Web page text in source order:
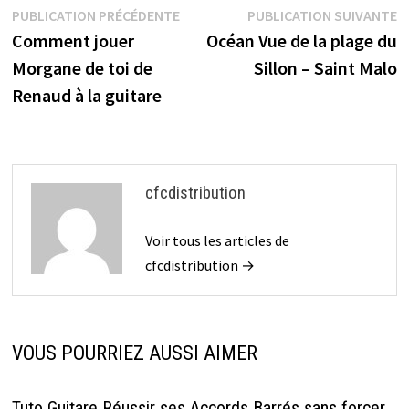
Navigation
de
l’article
PUBLICATION PRÉCÉDENTEPublication
précédente :
Comment jouer
Morgane de toi de
Renaud à la guitare
PUBLICATION SUIVANTE
Océan Vue de la plage du
Sillon – Saint Malo
cfcdistribution
Voir tous les articles de
cfcdistribution →
VOUS POURRIEZ AUSSI AIMER